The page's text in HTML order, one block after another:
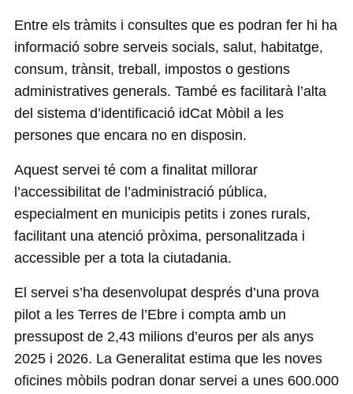
Entre els tràmits i consultes que es podran fer hi ha
informació sobre serveis socials, salut, habitatge,
consum, trànsit, treball, impostos o gestions
administratives generals. També es facilitarà l’alta
del sistema d’identificació idCat Mòbil a les
persones que encara no en disposin.
Aquest servei té com a finalitat millorar
l’accessibilitat de l’administració pública,
especialment en municipis petits i zones rurals,
facilitant una atenció pròxima, personalitzada i
accessible per a tota la ciutadania.
El servei s’ha desenvolupat després d’una prova
pilot a les Terres de l’Ebre i compta amb un
pressupost de 2,43 milions d’euros per als anys
2025 i 2026. La Generalitat estima que les noves
oficines mòbils podran donar servei a unes 600.000